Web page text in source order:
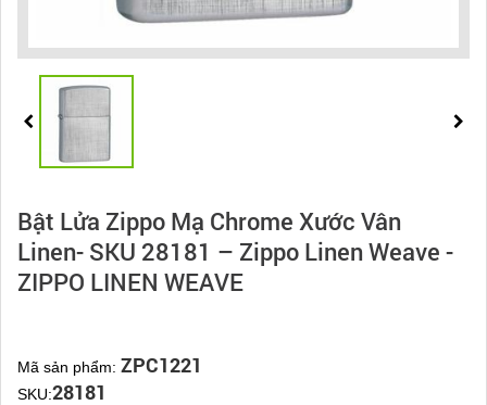
Bật Lửa Zippo Mạ Chrome Xước Vân
Linen- SKU 28181 – Zippo Linen Weave -
ZIPPO LINEN WEAVE
Mã sản phẩm: ZPC1221
SKU:28181